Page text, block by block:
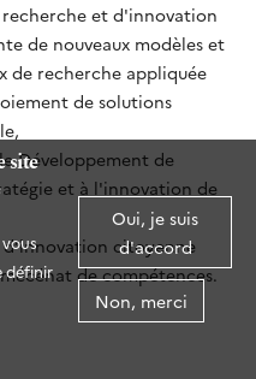
site
définir
Oui, je suis
d'accord
Non, merci
et d'innovation
de nouveaux modèles et
de recherche appliquée
de solutions
Développement de
et à l'innovation de
citoyenne
de compétences.